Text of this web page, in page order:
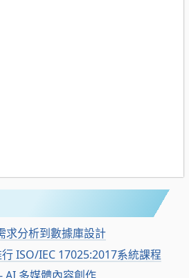
求分析到數據庫設計
ISO/IEC 17025:2017系統課程